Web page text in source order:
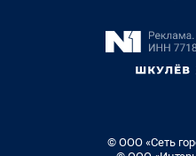
© ООО «Сеть